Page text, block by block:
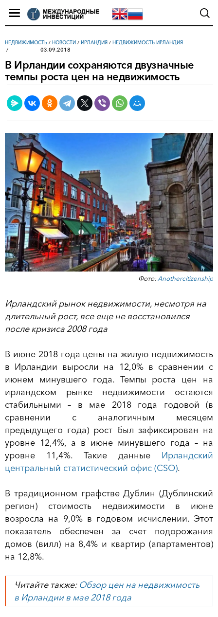
НЕДВИЖИМОСТЬ / НОВОСТИ / ИРЛАНДИЯ / НЕДВИЖИМОСТЬ ИРЛАНДИЯ
03.09.2018
В Ирландии сохраняются двузначные
темпы роста цен на недвижимость
Фото:Anothercitizenship
Ирландский рынок недвижимости, несмотря на
длительный рост, все еще не восстановился
после кризиса 2008 года
В июне 2018 года цены на жилую недвижимость
в Ирландии выросли на 12,0% в сравнении с
июнем минувшего года. Темпы роста цен на
ирландском рынке недвижимости остаются
стабильными – в мае 2018 года годовой (в
сравнении с аналогичным месяцем
предыдущего года) рост был зафиксирован на
уровне 12,4%, а в июне минувшего года – на
уровне 11,4%. Такие данные Ирландский
центральный статистический офис (CSO).
В традиционном графстве Дублин (Дублинский
регион) стоимость недвижимости в июне
возросла на 9,0% в годовом исчислении. Этот
показатель обеспечен за счет подорожания
домов (вилл) на 8,4% и квартир (апартаментов)
на 12,8%.
Читайте также: Обзор цен на недвижимость
в Ирландии в мае 2018 года